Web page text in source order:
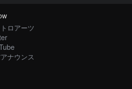
ロアーツ
ナウンス